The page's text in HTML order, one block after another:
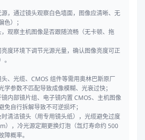
源，通过镜头观察白色墙面，图像应清晰、无
）；
，观察主机图像是否跟随流畅（无卡顿、拖
亮度环境下调节光源光量，确认图像亮度可正
头、光缆、CMOS 组件等需用奥林巴斯原厂
学参数不匹配导致成像模糊、光衰过快；
镜内部镜片组、电子镜内置 CMOS、主机图像
免自行拆解导致不可逆损坏；
时清洁镜头（用专用镜头纸），光缆避免过度
），冷光源定期更换灯泡（氙灯寿命约 500
概率。